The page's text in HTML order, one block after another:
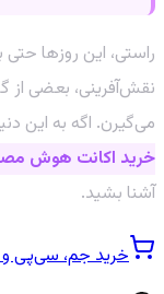
راستی، این روزها
نقش‌آفرینی، بعضی از
می‌گیرن. اگه به این
خرید اکانت هوش
آشنا بشید.
خرید جم، سی‌پی و